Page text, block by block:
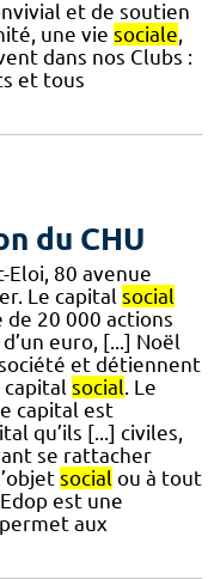
et de soutien
une vie sociale
dans nos Clubs :
et tous
du CHU
Eloi, 80 avenue
Le capital social
de 20 000 actions
euro, [...] Noël
et détiennent
capital social. Le
capital est
qu’ils [...] civiles,
se rattacher
social ou à tout
est une
aux